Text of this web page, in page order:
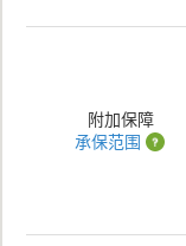
附加保障
承保范围